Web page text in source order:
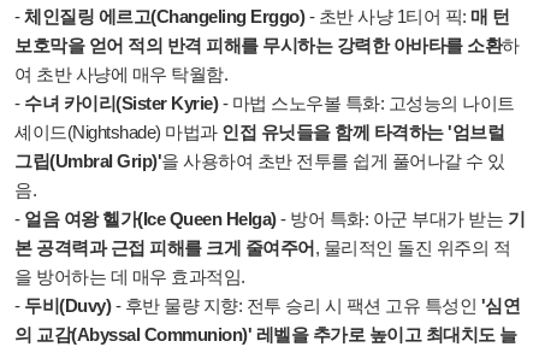
-체인질링 에르고(Changeling Erggo)- 초반 사냥 1티어 픽: 매 턴
보호막을 얻어 적의 반격 피해를 무시하는 강력한 아바타를 소환하
여 초반 사냥에 매우 탁월함.
- 수녀 카이리(Sister Kyrie)- 마법 스노우볼 특화: 고성능의 나이트
셰이드(Nightshade) 마법과 인접 유닛들을 함께 타격하는 '엄브럴
그립(Umbral Grip)'을 사용하여 초반 전투를 쉽게 풀어나갈 수 있
음.
- 얼음 여왕 헬가(Ice Queen Helga)- 방어 특화: 아군 부대가 받는 기
본 공격력과 근접 피해를 크게 줄여주어, 물리적인 돌진 위주의 적
을 방어하는 데 매우 효과적임.
- 두비(Duvy)- 후반 물량 지향: 전투 승리 시 팩션 고유 특성인 '심연
의 교감(Abyssal Communion)' 레벨을 추가로 높이고 최대치도 늘